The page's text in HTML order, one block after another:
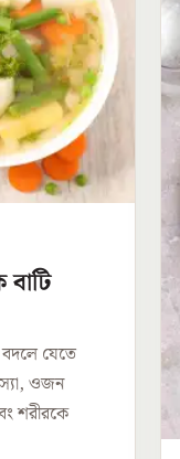
যেতে
ওজন
শরীরকে